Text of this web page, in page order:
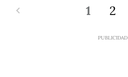
1 2